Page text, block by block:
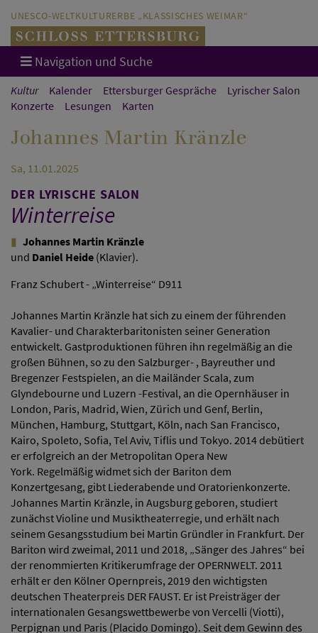
UNESCO-WELTKULTURERBE „KLASSISCHES WEIMAR“
Navigation und Suche
Kultur Kalender Ettersburger Gespräche
Lyrischer Salon
Konzerte
Lesungen Karten
Johannes Martin Kränzle
Sa, 11.01.2025
DER LYRISCHE SALON
Winterreise
Johannes Martin Kränzle
und Daniel Heide (Klavier).
Franz Schubert - „Winterreise“ D911
Johannes Martin Kränzle hat sich zu einem der führenden
Kavalier- und Charakterbaritonisten seiner Generation
entwickelt. Gastproduktionen führen ihn regelmäßig an die
großen Bühnen, so zu den Salzburger- , Bayreuther und
Bregenzer Festspielen, an die Mailänder Scala, zum
Glyndebourne und Luzern -Festival, an die Opernhäuser in
London, Paris, Madrid, Wien, Zürich und Genf, Berlin,
München, Hamburg, Stuttgart, Köln, nach San Francisco,
Kairo, Spoleto, Sofia, Tel Aviv, Tiflis und Tokyo. 2014 debütiert
er erfolgreich an der Metropolitan Opera New
York. Regelmäßig widmet sich der Bariton dem
Konzertgesang, gibt Liederabende und Oratorienkonzerte.
Johannes Martin Kränzle, in Augsburg geboren, studiert
zunächst Violine und Musiktheaterregie, und erhält nach
seinem Gesangsstudium bei Martin Gründler in Frankfurt. Der
Bariton wird zweimal, 2011 und 2018, „Sänger des Jahres“ bei
der renommierten Kritikerumfrage der OPERNWELT. 2011
erhält er den Kölner Opernpreis, 2019 den wichtigsten
deutschen Theaterpreis DER FAUST. Er ist Preisträger der
internationalen Gesangswettbewerbe von Vercelli (Viotti),
Perpignan und Paris (Placido Domingo). Seit dem Gewinn des